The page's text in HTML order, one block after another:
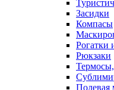
Засидки
Компасы
Рогатки
Рюкзаки
Полевая